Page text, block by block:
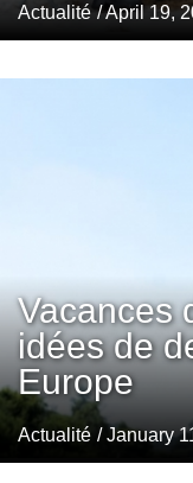
Actualité / April 19,
Vacances
idées de
Europe
Actualité / January